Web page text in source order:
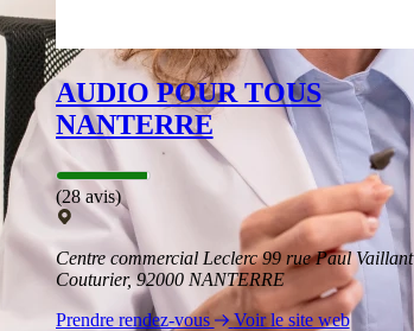
AUDIO POUR TOUS
NANTERRE
(28 avis)
Centre commercial Leclerc 99 rue Paul Vaillant
Couturier, 92000 NANTERRE
Prendre rendez-vous
Voir le site web